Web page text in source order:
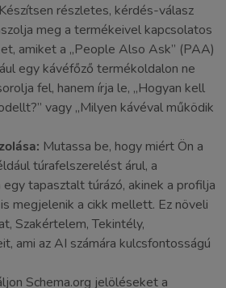
Készítsen részletes, kérdés-válasz
meg a termékeivel kapcsolatos
amiket a „People Also Ask” (PAA)
egy kávéfőző termékoldalon ne
fel, hanem írja le, „Hogyan kell
vagy „Milyen kávéval működik
Mutassa be, hogy miért Ön a
túrafelszerelést árul, a
tapasztalt túrázó, akinek a profilja
megjelenik a cikk mellett. Ez növeli
Szakértelem, Tekintély,
ami az AI számára kulcsfontosságú
Schema.org jelöléseket a